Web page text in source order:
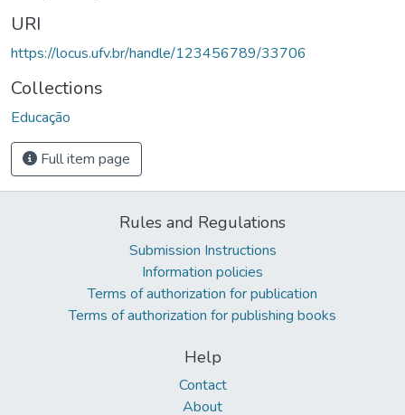
URI
https://locus.ufv.br/handle/123456789/33706
Collections
Educação
Full item page
Rules and Regulations
Submission Instructions
Information policies
Terms of authorization for publication
Terms of authorization for publishing books
Help
Contact
About